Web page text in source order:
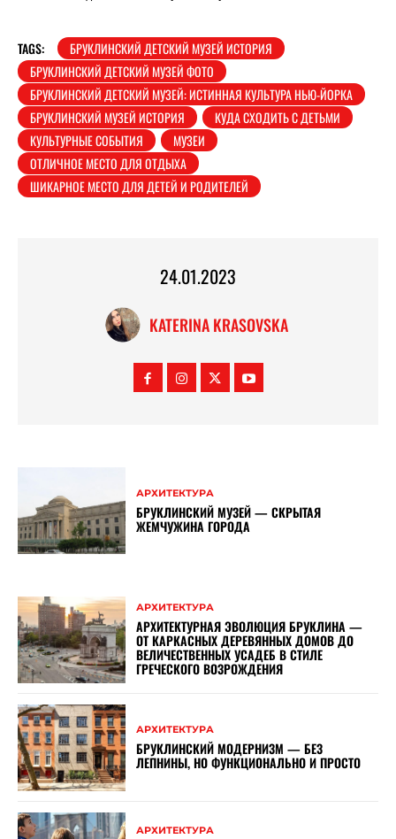
TAGS:
БРУКЛИНСКИЙ ДЕТСКИЙ МУЗЕЙ ИСТОРИЯ
БРУКЛИНСКИЙ ДЕТСКИЙ МУЗЕЙ ФОТО
БРУКЛИНСКИЙ ДЕТСКИЙ МУЗЕЙ: ИСТИННАЯ КУЛЬТУРА НЬЮ-ЙОРКА
БРУКЛИНСКИЙ МУЗЕЙ ИСТОРИЯ
КУДА СХОДИТЬ С ДЕТЬМИ
КУЛЬТУРНЫЕ СОБЫТИЯ
МУЗЕИ
ОТЛИЧНОЕ МЕСТО ДЛЯ ОТДЫХА
ШИКАРНОЕ МЕСТО ДЛЯ ДЕТЕЙ И РОДИТЕЛЕЙ
24.01.2023
KATERINA KRASOVSKA
АРХИТЕКТУРА
БРУКЛИНСКИЙ МУЗЕЙ — СКРЫТАЯ
ЖЕМЧУЖИНА ГОРОДА
АРХИТЕКТУРА
АРХИТЕКТУРНАЯ ЭВОЛЮЦИЯ БРУКЛИНА —
ОТ КАРКАСНЫХ ДЕРЕВЯННЫХ ДОМОВ ДО
ВЕЛИЧЕСТВЕННЫХ УСАДЕБ В СТИЛЕ
ГРЕЧЕСКОГО ВОЗРОЖДЕНИЯ
АРХИТЕКТУРА
БРУКЛИНСКИЙ МОДЕРНИЗМ — БЕЗ
ЛЕПНИНЫ, НО ФУНКЦИОНАЛЬНО И ПРОСТО
АРХИТЕКТУРА